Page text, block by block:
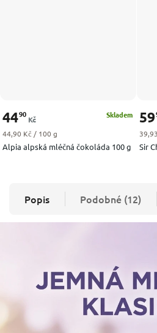
Alpia alpská mléčná čokoláda 100 g
Skladem
4490
Kč
Měrná cena:
44,90 Kč / 100 g
Sir
59
Popis Podobné (12)